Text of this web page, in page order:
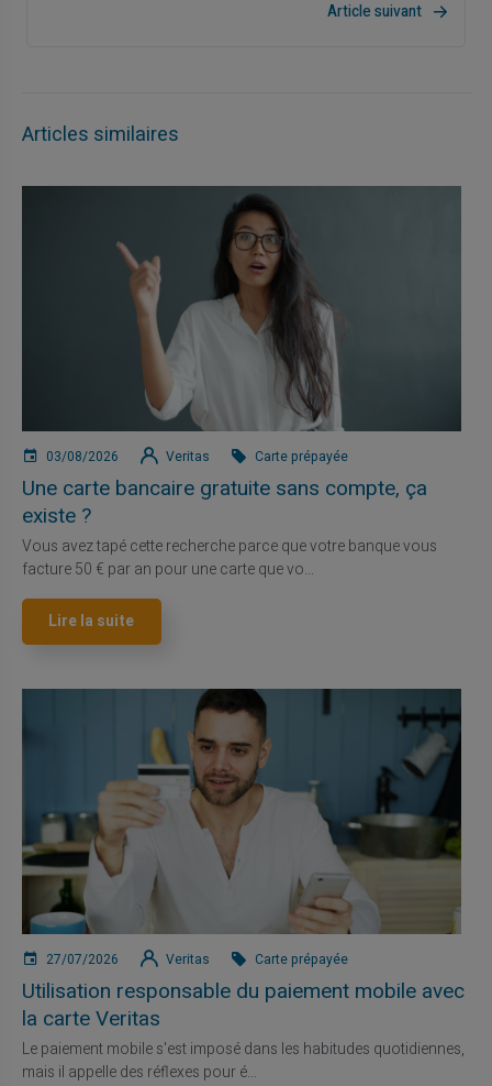
Article suivant
Articles similaires
03/08/2026 Veritas Carte prépayée
Une carte bancaire gratuite sans compte, ça
existe ?
Vous avez tapé cette recherche parce que votre banque vous
facture 50 € par an pour une carte que vo...
Lire la suite
27/07/2026 Veritas Carte prépayée
Utilisation responsable du paiement mobile avec
la carte Veritas
Le paiement mobile s'est imposé dans les habitudes quotidiennes,
mais il appelle des réflexes pour é...